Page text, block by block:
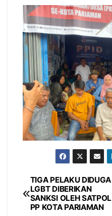
Navigasi
pos
TIGA PELAKU DIDUGA
LGBT DIBERIKAN
SANKSI OLEH SATPOL
PP KOTA PARIAMAN